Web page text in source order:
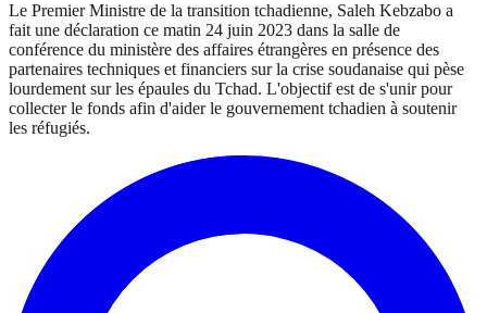
Le Premier Ministre de la transition tchadienne, Saleh Kebzabo a
fait une déclaration ce matin 24 juin 2023 dans la salle de
conférence du ministère des affaires étrangères en présence des
partenaires techniques et financiers sur la crise soudanaise qui pèse
lourdement sur les épaules du Tchad. L'objectif est de s'unir pour
collecter le fonds afin d'aider le gouvernement tchadien à soutenir
les réfugiés.